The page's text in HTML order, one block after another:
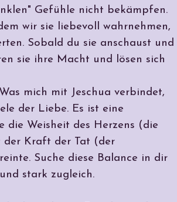
Gefühle nicht bekämpfen.
wir sie liebevoll wahrnehmen,
Sobald du sie anschaust und
sie ihre Macht und lösen sich
mich mit Jeschua verbindet,
der Liebe. Es ist eine
die Weisheit des Herzens (die
der Kraft der Tat (der
Suche diese Balance in dir
stark zugleich.